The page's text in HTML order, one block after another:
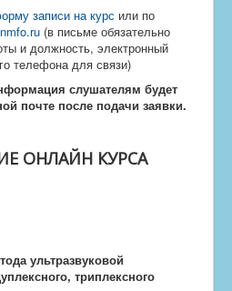
записи на курс или по
(в письме обязательно
и должность, электронный
телефона для связи)
слушателям будет
почте после подачи заявки.
ОНЛАЙН КУРСА
ультразвуковой
триплексного